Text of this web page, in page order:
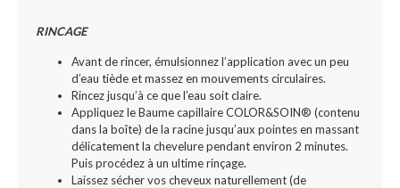
RINCAGE
Avant de rincer, émulsionnez l’application avec un peu
d’eau tiède et massez en mouvements circulaires.
Rincez jusqu’à ce que l’eau soit claire.
Appliquez le Baume capillaire COLOR&SOIN® (contenu
dans la boîte) de la racine jusqu’aux pointes en massant
délicatement la chevelure pendant environ 2 minutes.
Puis procédez à un ultime rinçage.
Laissez sécher vos cheveux naturellement (de